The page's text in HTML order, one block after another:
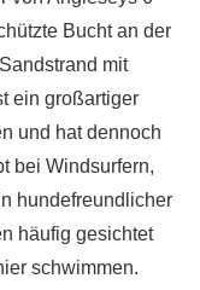
Bucht an der
mit
ein großartiger
und hat dennoch
bei Windsurfern,
hundefreundlicher
häufig gesichtet
schwimmen.